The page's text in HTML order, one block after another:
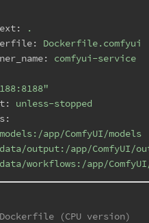
.
Dockerfile.comfyui
comfyui-service
unless-stopped
app/ComfyUI/models
output:/app/ComfyUI/
workflows:/app/
(CPU version)